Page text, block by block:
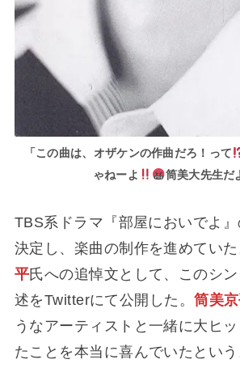
「この曲は、オザケンの作曲だろ！って
ゃねーよ
筒美大先生だ
TBS系ドラマ『部屋においでよ
決定し、楽曲の制作を進めてい
平氏への追悼文として、このシ
述をTwitterにて公開した。筒美
うなアーティストと一緒に大ヒッ
たことを本当に喜んでいたという